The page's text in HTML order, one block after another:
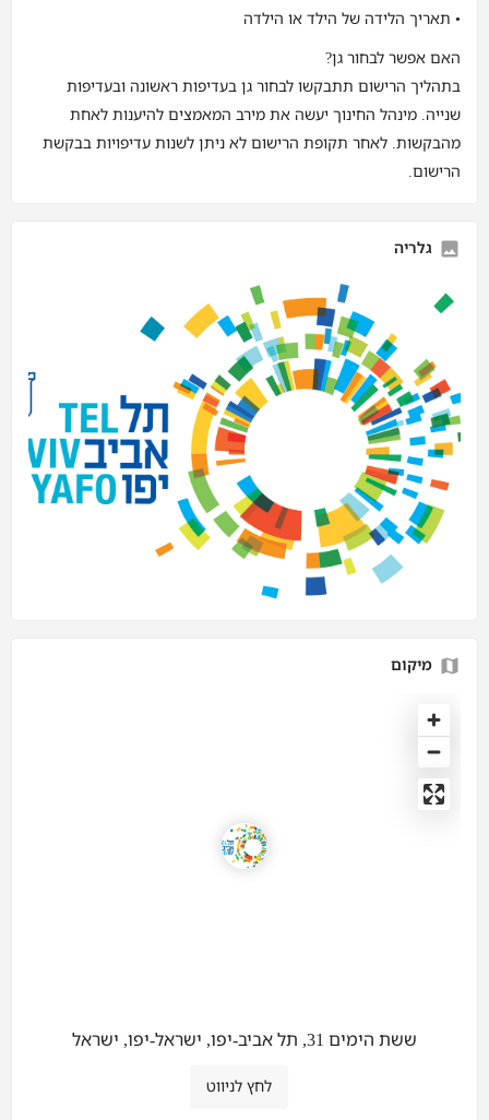
• תאריך הלידה של הילד או הילדה
האם אפשר לבחור גן?
בתהליך הרישום תתבקשו לבחור גן בעדיפות ראשונה ובעדיפות
שנייה. מינהל החינוך יעשה את מירב המאמצים להיענות לאחת
מהבקשות. לאחר תקופת הרישום לא ניתן לשנות עדיפויות בבקשת
הרישום.
גלריה
מיקום
ששת הימים 31, תל אביב-יפו, ישראל-יפו, ישראל
לחץ לניווט